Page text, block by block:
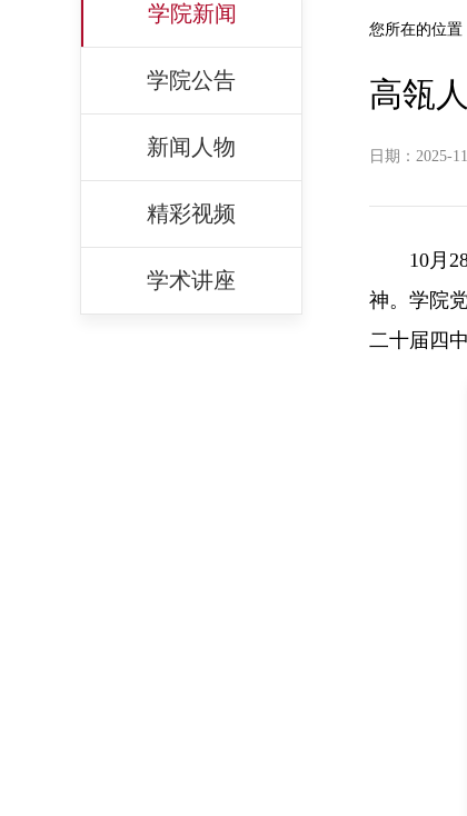
学院新闻
学院公告
新闻人物
精彩视频
学术讲座
您所在的位置
高瓴
日期：2025-
10月
神。学院
二十届四